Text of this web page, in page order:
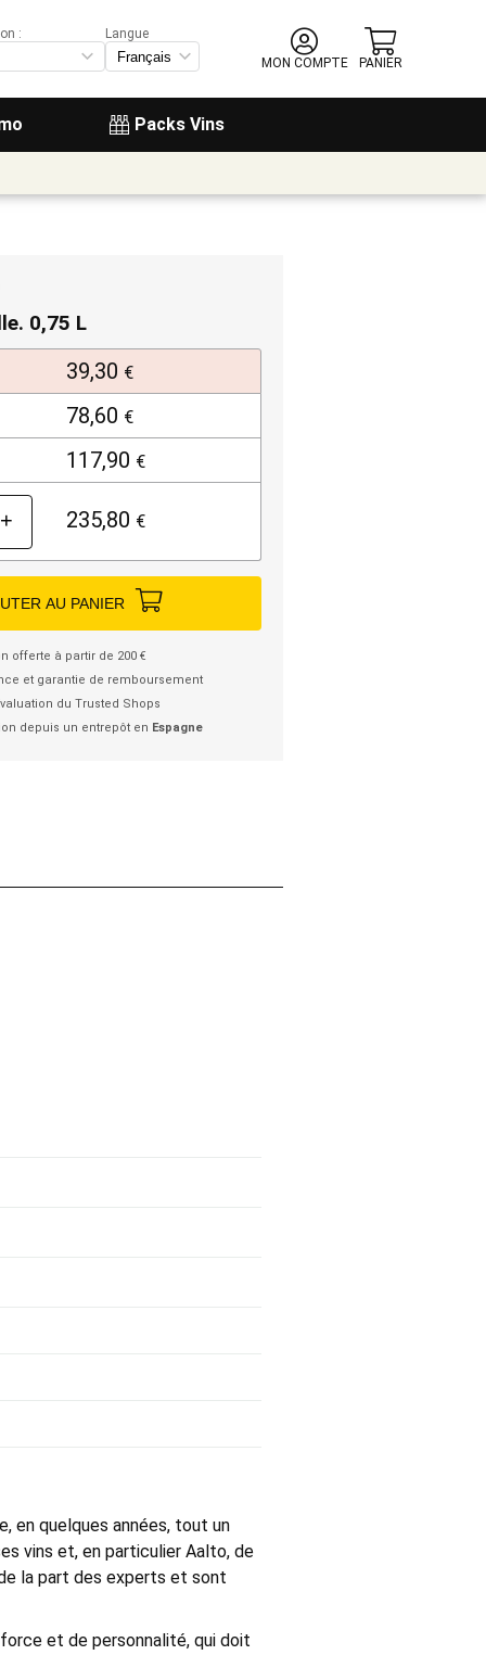
Packs Vins
:
Langue
MON COMPTE
PANIER
0,75 L
39,30 €
78,60 €
117,90 €
+ 235,80 €
AU PANIER
offerte à partir de 200 €
et garantie de remboursement
du Trusted Shops
depuis un entrepôt en Espagne
en quelques années, tout un
vins et, en particulier Aalto, de
la part des experts et sont
et de personnalité, qui doit